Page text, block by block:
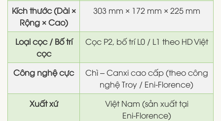
Kích thước (Dài ×
Rộng × Cao)
303 mm × 172 mm × 225 mm
Loại cọc / Bố trí
cọc
Cọc P2, bố trí L0 / L1 theo HD Việt
Công nghệ cực
Chì – Canxi cao cấp (theo công
nghệ Troy / Eni‑Florence)
Xuất xứ
Việt Nam (sản xuất tại
Eni‑Florence)